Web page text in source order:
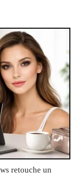
retouche un